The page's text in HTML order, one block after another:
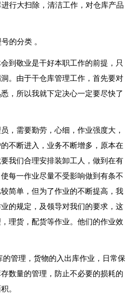
行大扫除，清洁工作，对仓库产品
的分类 。
到敬业是干好本职工作的前提，只
。由于干仓库管理工作，首先要对
，所以我就下定决心一定要尽快了
，需要勤劳，心细，作业强度大，
不断进入，业务不断增多，原本在
我们合理安排装卸工人，做到在有
每一作业尽量不受影响做到有条不
简单，但为了作业的不断提高，我
的规定，及领导对我们的要求，这
理货，配货等作业。他们的作业效
管理，货物的入出库作业，日常保
数量的管理，防止不必要的损耗的
。